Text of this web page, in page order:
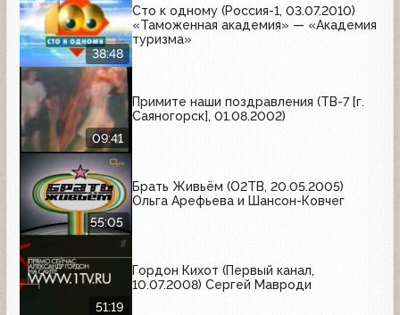
38:48
Сто к одному (Россия-1, 03.07.2010)
«Таможенная академия» — «Академия
туризма»
09:41
Примите наши поздравления (ТВ-7 [г.
Саяногорск], 01.08.2002)
55:05
Брать Живьём (О2ТВ, 20.05.2005)
Ольга Арефьева и Шансон-Ковчег
51:19
Гордон Кихот (Первый канал,
10.07.2008) Сергей Мавроди